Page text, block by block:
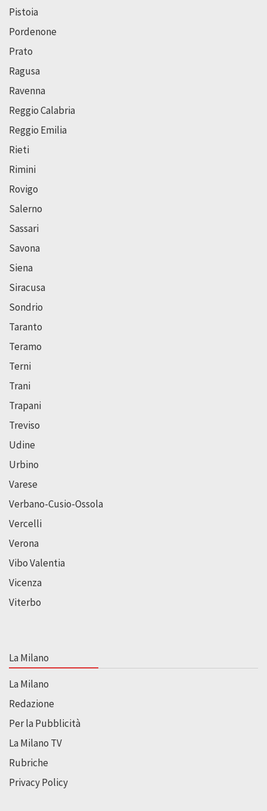
Pistoia
Pordenone
Prato
Ragusa
Ravenna
Reggio Calabria
Reggio Emilia
Rieti
Rimini
Rovigo
Salerno
Sassari
Savona
Siena
Siracusa
Sondrio
Taranto
Teramo
Terni
Trani
Trapani
Treviso
Udine
Urbino
Varese
Verbano-Cusio-Ossola
Vercelli
Verona
Vibo Valentia
Vicenza
Viterbo
La Milano
La Milano
Redazione
Per la Pubblicità
La Milano TV
Rubriche
Privacy Policy